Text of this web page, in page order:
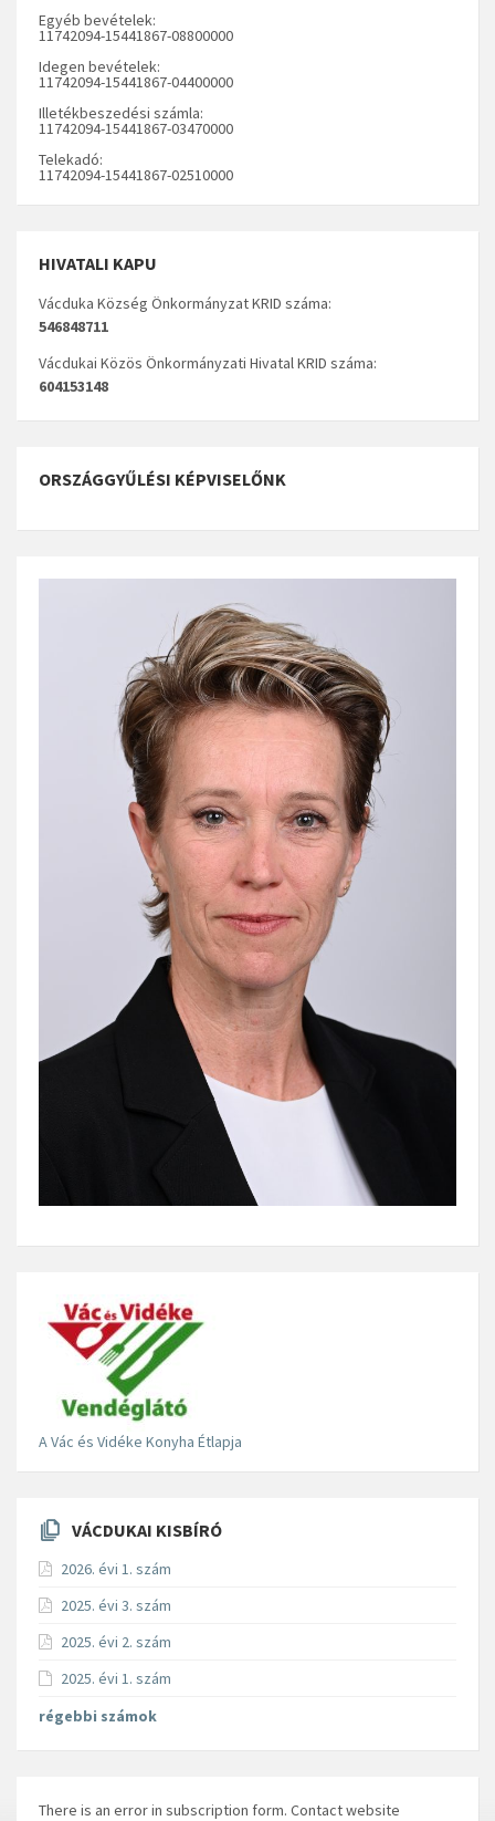
Egyéb bevételek:
11742094-15441867-08800000
Idegen bevételek:
11742094-15441867-04400000
Illetékbeszedési számla:
11742094-15441867-03470000
Telekadó:
11742094-15441867-02510000
HIVATALI KAPU
Vácduka Község Önkormányzat KRID száma:
546848711
Vácdukai Közös Önkormányzati Hivatal KRID száma:
604153148
ORSZÁGGYŰLÉSI KÉPVISELŐNK
A Vác és Vidéke Konyha Étlapja
VÁCDUKAI KISBÍRÓ
2026. évi 1. szám
2025. évi 3. szám
2025. évi 2. szám
2025. évi 1. szám
régebbi számok
There is an error in subscription form. Contact website